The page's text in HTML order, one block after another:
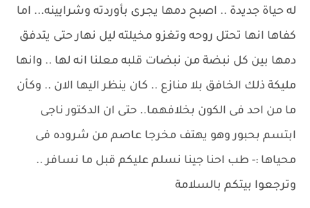
له حياة جديدة .. اصبح دمها يجرى بأوردته وشرايينه... اما
كفاها انها تحتل روحه وتغزو مخيلته ليل نهار حتى يتدفق
دمها بين كل نبضة من نبضات قلبه معلنا انه لها .. وانها
مليكة ذلك الخافق بلا منازع .. كان ينظر اليها الان .. وكأن
ما من احد فى الكون بخلافهما.. حتى ان الدكتور ناجى
ابتسم بحبور وهو يهتف مخرجا عاصم من شروده فى
محياها :- طب احنا جينا نسلم عليكم قبل ما نسافر ..
وترجعوا بيتكم بالسلامة